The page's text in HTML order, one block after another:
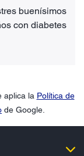
buenísimos
con diabetes
aplica la Política de
de Google.